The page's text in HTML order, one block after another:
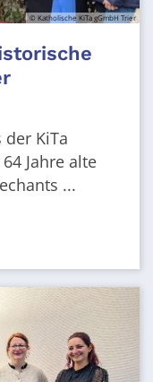
© Katholische KiTa gGmbH Trier
KiTa
Jahre alte
...